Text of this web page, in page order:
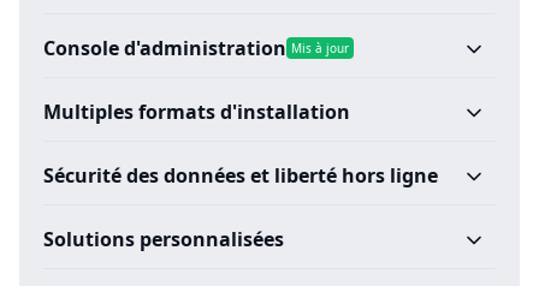
Console d'administration Mis à jour
Multiples formats d'installation
Sécurité des données et liberté hors ligne
Solutions personnalisées